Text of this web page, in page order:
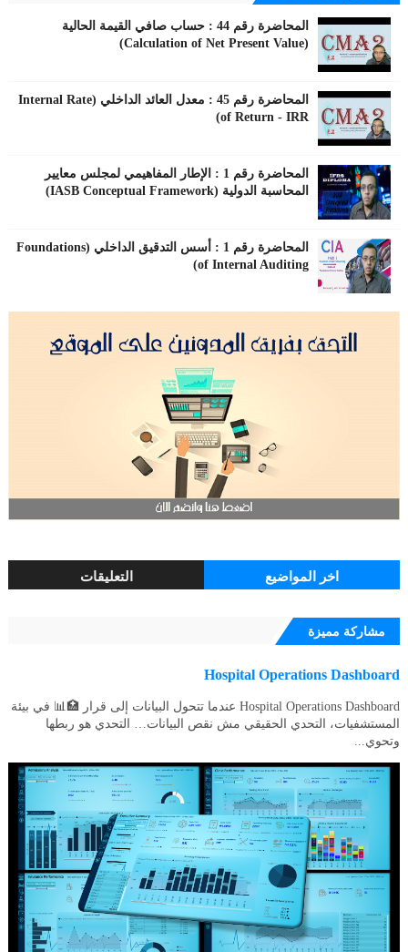
المحاضرة رقم 44 : حساب صافي القيمة الحالية
(Calculation of Net Present Value)
المحاضرة رقم 45 : معدل العائد الداخلي (Internal Rate
of Return - IRR)
المحاضرة رقم 1 : الإطار المفاهيمي لمجلس معايير
المحاسبة الدولية (IASB Conceptual Framework)
المحاضرة رقم 1 : أسس التدقيق الداخلي (Foundations
of Internal Auditing)
اخر المواضيع التعليقات
مشاركة مميزة
Hospital Operations Dashboard
Hospital Operations Dashboard عندما تتحول البيانات إلى قرار 🏥📊 في بيئة
المستشفيات، التحدي الحقيقي مش نقص البيانات… التحدي هو ربطها
وتحوي...